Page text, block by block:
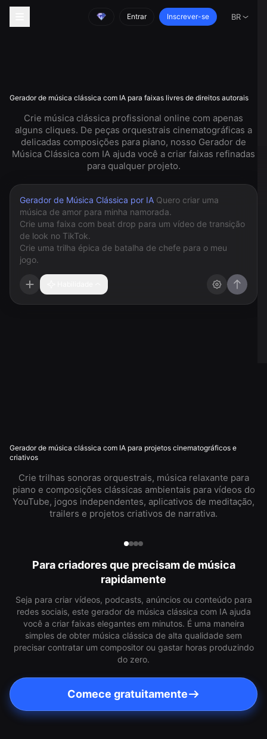
Entrar Inscrever-se BR
Gerador de música clássica com IA para faixas livres de direitos autorais
Crie música clássica profissional online com apenas
alguns cliques. De peças orquestrais cinematográficas a
delicadas composições para piano, nosso Gerador de
Música Clássica com IA ajuda você a criar faixas refinadas
para qualquer projeto.
Gerador de Música Clássica por IA
Gerador de música clássica com IA para projetos cinematográficos e
criativos
Crie trilhas sonoras orquestrais, música relaxante para
piano e composições clássicas ambientais para vídeos do
YouTube, jogos independentes, aplicativos de meditação,
trailers e projetos criativos de narrativa.
Para criadores que precisam de música
rapidamente
Seja para criar vídeos, podcasts, anúncios ou conteúdo para
redes sociais, este gerador de música clássica com IA ajuda
você a criar faixas elegantes em minutos. É uma maneira
simples de obter música clássica de alta qualidade sem
precisar contratar um compositor ou gastar horas produzindo
do zero.
Comece gratuitamente